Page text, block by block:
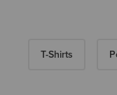
T-Shirts